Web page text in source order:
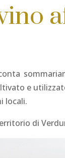
e
locali.
di